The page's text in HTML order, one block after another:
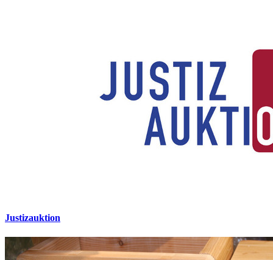
288 Anwärterinnen und Anwärter des Jahrgangs 2024/2026
der Justizvollzugsschule NRW geehrt
RechtSpecial - Schiedsleute helfen Streit schlichten!
Justizauktion